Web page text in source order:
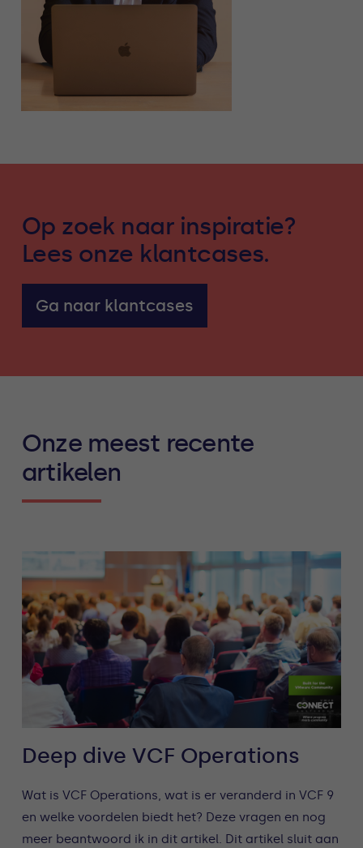
Op zoek naar inspiratie?
Lees onze klantcases.
Ga naar klantcases
Onze meest recente
artikelen
Deep dive VCF Operations
Wat is VCF Operations, wat is er veranderd in VCF 9
en welke voordelen biedt het? Deze vragen en nog
meer beantwoord ik in dit artikel. Dit artikel sluit aan